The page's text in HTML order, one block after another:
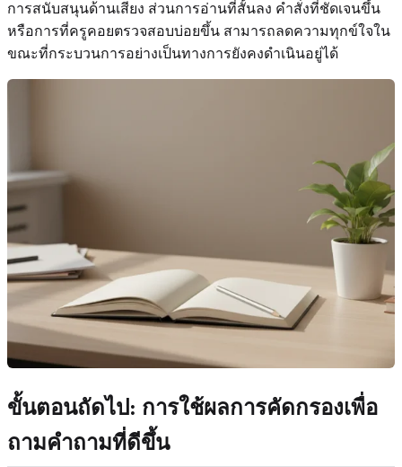
การสนับสนุนด้านเสียง ส่วนการอ่านที่สั้นลง คำสั่งที่ชัดเจนขึ้น
หรือการที่ครูคอยตรวจสอบบ่อยขึ้น สามารถลดความทุกข์ใจใน
ขณะที่กระบวนการอย่างเป็นทางการยังคงดำเนินอยู่ได้
ขั้นตอนถัดไป: การใช้ผลการคัดกรองเพื่อ
ถามคำถามที่ดีขึ้น